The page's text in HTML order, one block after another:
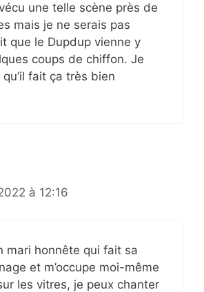
une telle scène près de
mais je ne serais pas
que le Dupdup vienne y
coups de chiffon. Je
fait ça très bien
à 12:16
mari honnête qui fait sa
et m’occupe moi-même
les vitres, je peux chanter